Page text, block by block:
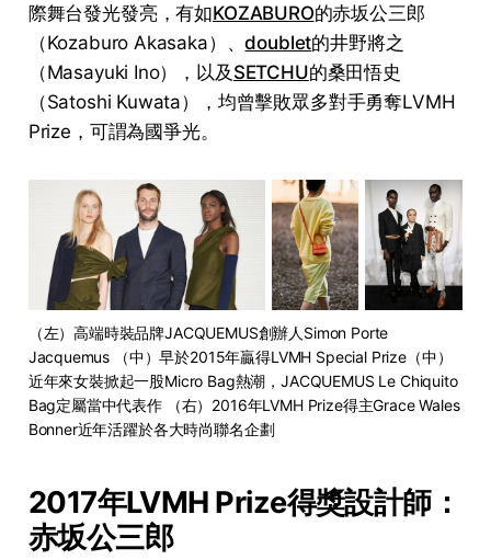
際舞台發光發亮，有如KOZABURO的赤坂公三郎
（Kozaburo Akasaka）、doublet的井野將之
（Masayuki Ino），以及 SETCHU的桑田悟史
（Satoshi Kuwata），均曾擊敗眾多對手勇奪LVMH
Prize，可謂為國爭光。
（左）高端時裝品牌JACQUEMUS創辦人Simon Porte
Jacquemus （中）早於2015年贏得LVMH Special Prize（中）
近年來女裝掀起一股Micro Bag熱潮，JACQUEMUS Le Chiquito
Bag定屬當中代表作 （右）2016年LVMH Prize得主Grace Wales
Bonner近年活躍於各大時尚聯名企劃
2017年LVMH Prize得獎設計師：
赤坂公三郎